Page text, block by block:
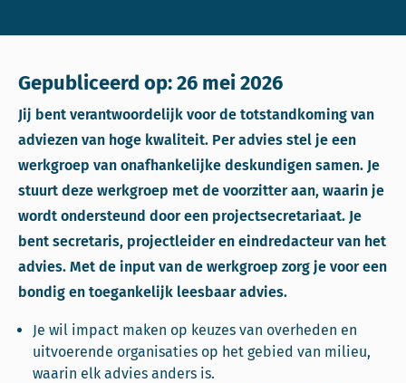
Gepubliceerd op: 26 mei 2026
Jij bent verantwoordelijk voor de totstandkoming van
adviezen van hoge kwaliteit. Per advies stel je een
werkgroep van onafhankelijke deskundigen samen. Je
stuurt deze werkgroep met de voorzitter aan, waarin je
wordt ondersteund door een projectsecretariaat. Je
bent secretaris, projectleider en eindredacteur van het
advies. Met de input van de werkgroep zorg je voor een
bondig en toegankelijk leesbaar advies.
Je wil impact maken op keuzes van overheden en
uitvoerende organisaties op het gebied van milieu,
waarin elk advies anders is.